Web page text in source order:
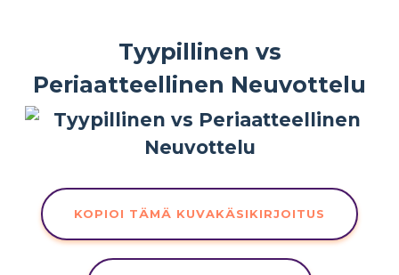
Tyypillinen vs
Periaatteellinen Neuvottelu
KOPIOI TÄMÄ KUVAKÄSIKIRJOITUS